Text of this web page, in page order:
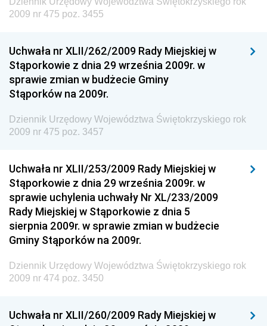
Dziennik Urzędowy Ministra Rozwoju, Pracy i
Dziennik Urzędowy Ministra Kultury, Dziedzictwa
Narodowego i Sportu
Dziennik Urzędowy Ministra Rodziny i Polityki
Społecznej
Dziennik Urzędowy Komendy Głównej Straży
Granicznej
Drogowego
Dziennik Urzędowy Narodowego Banku Polskiego
Dziennik Urzędowy Komendy Głównej Policji
Dziennik Urzędowy Ministra Pracy i Polityki
Społecznej
Dziennik Urzędowy Ministra Transportu, Budownictwa
i Gospodarki Morskiej
Dziennik Urzędowy Ministra Spraw Zagranicznych
2009 nr 475 poz. 3455
Uchwała nr XLII/262/2009 Rady Miejskiej w
Stąporkowie z dnia 29 września 2009r. w
sprawie zmian w budżecie Gminy
Stąporków na 2009r.
Dziennik Urzędowy Województwa Świętokrzyskiego rok
2009 nr 475 poz. 3457
Uchwała nr XLII/253/2009 Rady Miejskiej w
Stąporkowie z dnia 29 września 2009r. w
sprawie uchylenia uchwały Nr XL/233/2009
Rady Miejskiej w Stąporkowie z dnia 5
sierpnia 2009r. w sprawie zmian w budżecie
Gminy Stąporków na 2009r.
Dziennik Urzędowy Województwa Świętokrzyskiego rok
2009 nr 474 poz. 3450
Uchwała nr XLII/260/2009 Rady Miejskiej w